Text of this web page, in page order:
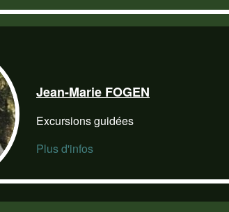
Jean-Marie FOGEN
Excursions guidées
Plus d'infos